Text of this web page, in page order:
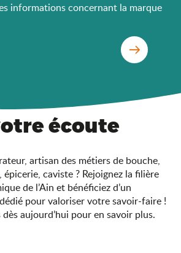
informations concernant la marque
ET DURABLE
de l'Ain®
écoute
artisan des métiers de bouche,
caviste ? Rejoignez la filière
de l’Ain et bénéficiez d’un
pour valoriser votre savoir-faire !
aujourd’hui pour en savoir plus.